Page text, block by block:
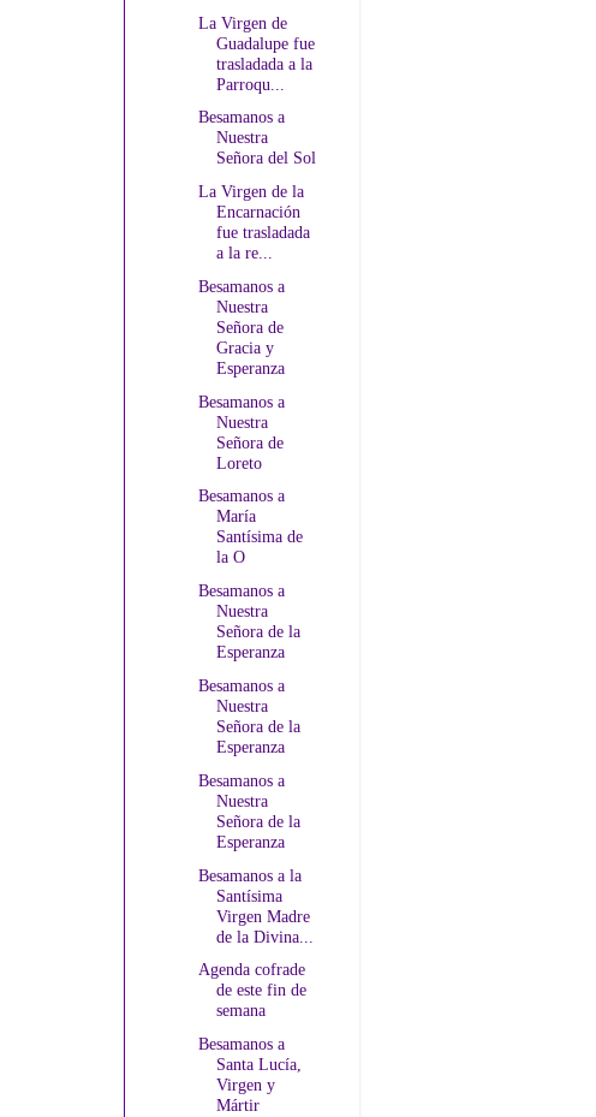
La Virgen de
Guadalupe fue
trasladada a la
Parroqu...
Besamanos a
Nuestra
Señora del Sol
La Virgen de la
Encarnación
fue trasladada
a la re...
Besamanos a
Nuestra
Señora de
Gracia y
Esperanza
Besamanos a
Nuestra
Señora de
Loreto
Besamanos a
María
Santísima de
la O
Besamanos a
Nuestra
Señora de la
Esperanza
Besamanos a
Nuestra
Señora de la
Esperanza
Besamanos a
Nuestra
Señora de la
Esperanza
Besamanos a la
Santísima
Virgen Madre
de la Divina...
Agenda cofrade
de este fin de
semana
Besamanos a
Santa Lucía,
Virgen y
Mártir